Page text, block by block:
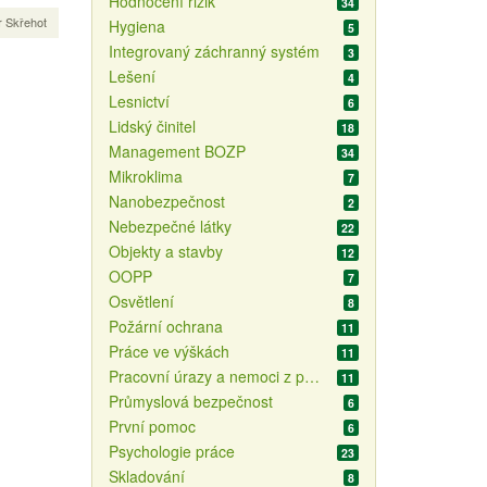
Skřehot Hygiena 5
Integrovaný záchranný systém 3
Lešení 4
Lesnictví 6
Lidský činitel 18
Management BOZP 34
Mikroklima 7
Nanobezpečnost 2
Nebezpečné látky 22
Objekty a stavby 12
OOPP 7
Osvětlení 8
Požární ochrana 11
Práce ve výškách 11
Pracovní úrazy a nemoci z povolání 11
Průmyslová bezpečnost 6
První pomoc 6
Psychologie práce 23
Skladování 8